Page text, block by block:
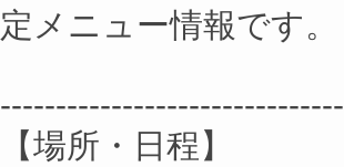
定メニュー情報です。
-------------------------------
【場所・日程】